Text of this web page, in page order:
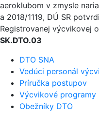
aeroklubom v zmysle
a 2018/1119, DÚ SR
Registrovanej výcvikovej
SK.DTO.03
DTO SNA
Vedúci personál
Príručka postupov
Výcvikové programy
Obežníky DTO